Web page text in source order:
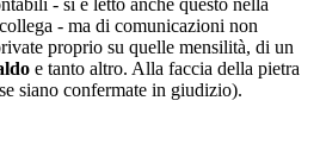
- ma di comunicazioni non
proprio su quelle mensilità, di un
e tanto altro. Alla faccia della pietra
siano confermate in giudizio).